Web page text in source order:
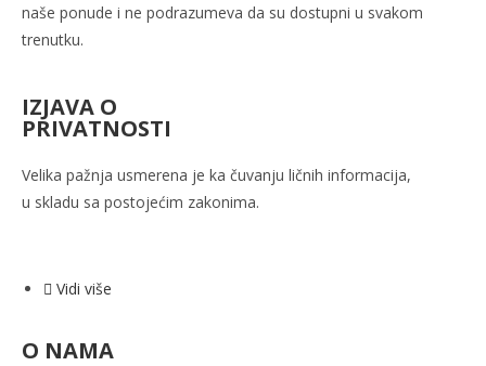
naše ponude i ne podrazumeva da su dostupni u svakom
trenutku.
IZJAVA O
PRIVATNOSTI
Velika pažnja usmerena je ka čuvanju ličnih informacija,
u skladu sa postojećim zakonima.
Vidi više
O NAMA